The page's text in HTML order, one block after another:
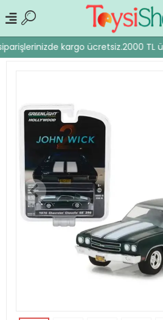
kargo ücretsiz.2000 TL